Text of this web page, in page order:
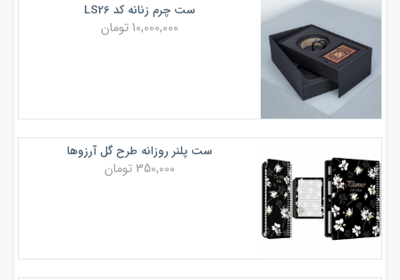
ست چرم زنانه کد LS26
10,000,000 تومان
ست پلنر روزانه طرح گل آرزوها
350,000 تومان